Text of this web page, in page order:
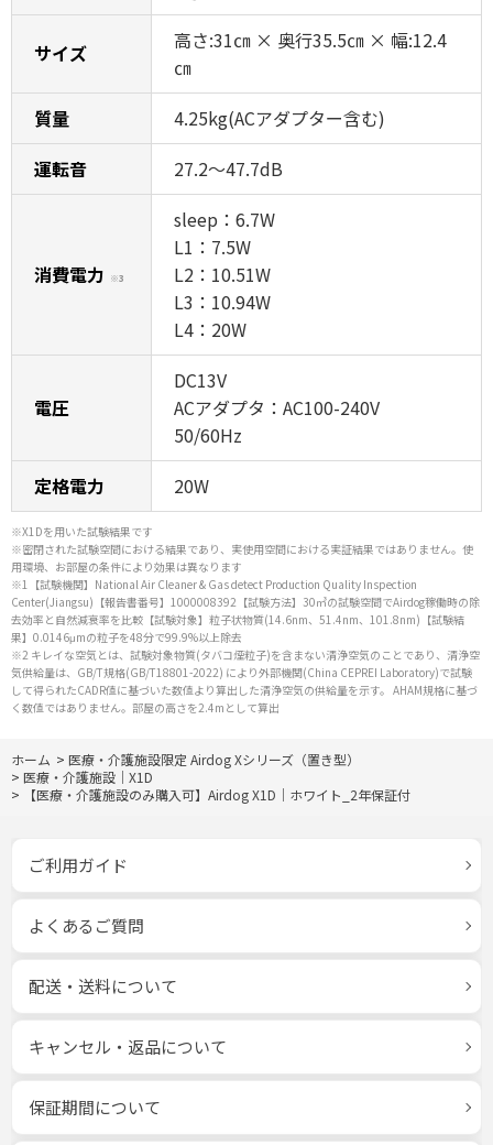
サイズ
高さ:31㎝ × 奥行35.5㎝ × 幅:12.4
㎝
質量
4.25kg(ACアダプター含む)
運転音
27.2～47.7dB
消費電力 ※3
sleep：6.7W
L1：7.5W
L2：10.51W
L3：10.94W
L4：20W
電圧
DC13V
ACアダプタ：AC100-240V
50/60Hz
定格電力
20W
※X1Dを用いた試験結果です
※密閉された試験空間における結果であり、実使用空間における実証結果ではありません。使
用環境、お部屋の条件により効果は異なります
※1【試験機関】National Air Cleaner & Gas detect Production Quality Inspection
Center(Jiangsu)【報告書番号】1000008392【試験方法】30㎥の試験空間でAirdog稼働時の除
去効率と自然減衰率を比較【試験対象】粒子状物質(14.6nm、51.4nm、101.8nm)【試験結
果】0.0146μmの粒子を48分で99.9%以上除去
※2 キレイな空気とは、試験対象物質(タバコ煙粒子)を含まない清浄空気のことであり、清浄空
気供給量は、GB/T規格(GB/T18801-2022) により外部機関(China CEPREI Laboratory)で試験
して得られたCADR値に基づいた数値より算出した清浄空気の供給量を示す。 AHAM規格に基づ
く数値ではありません。部屋の高さを2.4mとして算出
ホーム > 医療・介護施設限定 Airdog Xシリーズ（置き型）
> 医療・介護施設｜X1D
>
【医療・介護施設のみ購入可】Airdog X1D｜ホワイト_2年保証付
ご利用ガイド
よくあるご質問
配送・送料について
キャンセル・返品について
保証期間について